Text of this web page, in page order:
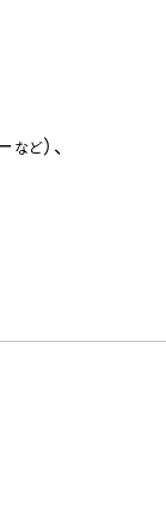
など）、